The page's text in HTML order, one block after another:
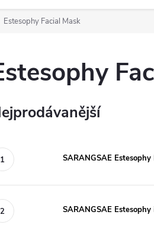
Estesophy Facial Mask
SARANGSAE
SARANGSAE Estesophy